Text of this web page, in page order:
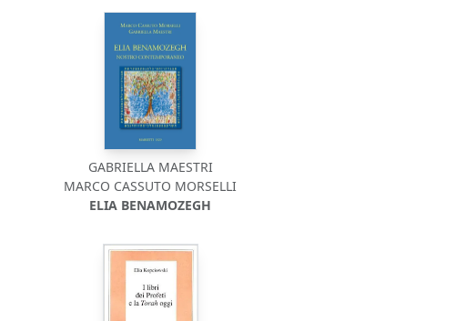
GABRIELLA MAESTRI
MARCO CASSUTO MORSELLI
ELIA BENAMOZEGH